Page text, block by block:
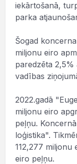
iekārtošanā,
parka
Šogad
miljonu eiro
paredzēta 2,5%
vadības
2022.gadā
miljonu eiro
peļņu.
loģistika".
112,277
eiro peļņu.